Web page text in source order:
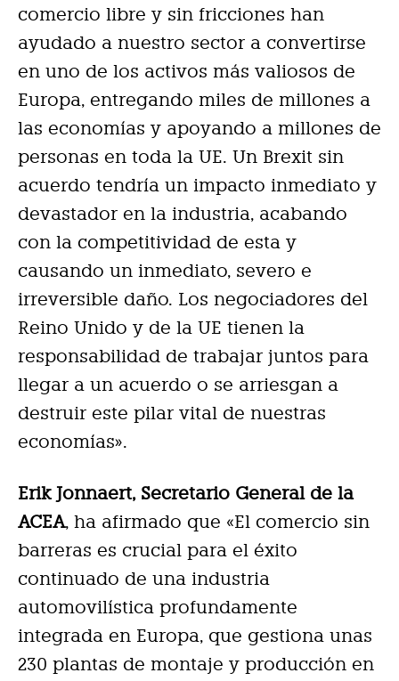
comercio libre y sin fricciones han
ayudado a nuestro sector a convertirse
en uno de los activos más valiosos de
Europa, entregando miles de millones a
las economías y apoyando a millones de
personas en toda la UE. Un Brexit sin
acuerdo tendría un impacto inmediato y
devastador en la industria, acabando
con la competitividad de esta y
causando un inmediato, severo e
irreversible daño. Los negociadores del
Reino Unido y de la UE tienen la
responsabilidad de trabajar juntos para
llegar a un acuerdo o se arriesgan a
destruir este pilar vital de nuestras
economías».
Erik Jonnaert, Secretario General de la
ACEA, ha afirmado que «El comercio sin
barreras es crucial para el éxito
continuado de una industria
automovilística profundamente
integrada en Europa, que gestiona unas
230 plantas de montaje y producción en